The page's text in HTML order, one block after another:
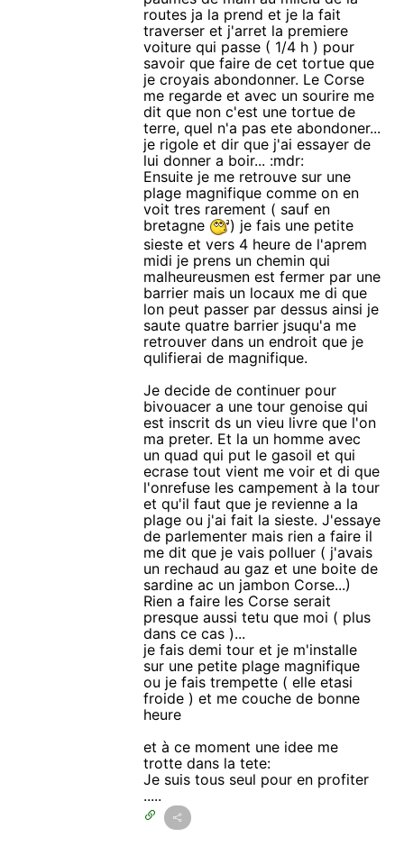
routes ja la prend et je la fait
traverser et j'arret la premiere
voiture qui passe ( 1/4 h ) pour
savoir que faire de cet tortue que
je croyais abondonner. Le Corse
me regarde et avec un sourire me
dit que non c'est une tortue de
terre, quel n'a pas ete abondoner...
je rigole et dir que j'ai essayer de
lui donner a boir... :mdr:
Ensuite je me retrouve sur une
plage magnifique comme on en
voit tres rarement ( sauf en
bretagne
) je fais une petite
sieste et vers 4 heure de l'aprem
midi je prens un chemin qui
malheureusmen est fermer par une
barrier mais un locaux me di que
lon peut passer par dessus ainsi je
saute quatre barrier jsuqu'a me
retrouver dans un endroit que je
qulifierai de magnifique.
Je decide de continuer pour
bivouacer a une tour genoise qui
est inscrit ds un vieu livre que l'on
ma preter. Et la un homme avec
un quad qui put le gasoil et qui
ecrase tout vient me voir et di que
l'onrefuse les campement à la tour
et qu'il faut que je revienne a la
plage ou j'ai fait la sieste. J'essaye
de parlementer mais rien a faire il
me dit que je vais polluer ( j'avais
un rechaud au gaz et une boite de
sardine ac un jambon Corse...)
Rien a faire les Corse serait
presque aussi tetu que moi ( plus
dans ce cas )...
je fais demi tour et je m'installe
sur une petite plage magnifique
ou je fais trempette ( elle etasi
froide ) et me couche de bonne
heure
et à ce moment une idee me
trotte dans la tete:
Je suis tous seul pour en profiter
.....